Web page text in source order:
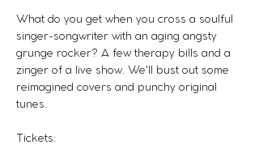
What do you get when you cross a soulful
singer-songwriter with an aging angsty
grunge rocker? A few therapy bills and a
zinger of a live show. We'll bust out some
reimagined covers and punchy original
tunes.
Tickets: